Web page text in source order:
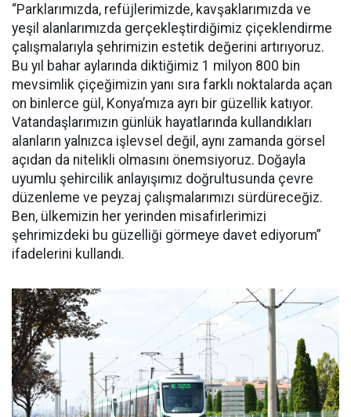
“Parklarımızda, refüjlerimizde, kavşaklarımızda ve
yeşil alanlarımızda gerçekleştirdiğimiz çiçeklendirme
çalışmalarıyla şehrimizin estetik değerini artırıyoruz.
Bu yıl bahar aylarında diktiğimiz 1 milyon 800 bin
mevsimlik çiçeğimizin yanı sıra farklı noktalarda açan
on binlerce gül, Konya’mıza ayrı bir güzellik katıyor.
Vatandaşlarımızın günlük hayatlarında kullandıkları
alanların yalnızca işlevsel değil, aynı zamanda görsel
açıdan da nitelikli olmasını önemsiyoruz. Doğayla
uyumlu şehircilik anlayışımız doğrultusunda çevre
düzenleme ve peyzaj çalışmalarımızı sürdüreceğiz.
Ben, ülkemizin her yerinden misafirlerimizi
şehrimizdeki bu güzelliği görmeye davet ediyorum”
ifadelerini kullandı.